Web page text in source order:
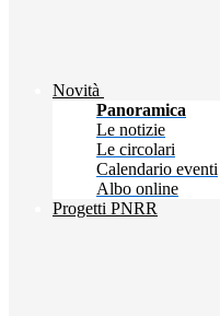
Novità
Panoramica
Le notizie
Le circolari
Calendario eventi
Albo online
Progetti PNRR